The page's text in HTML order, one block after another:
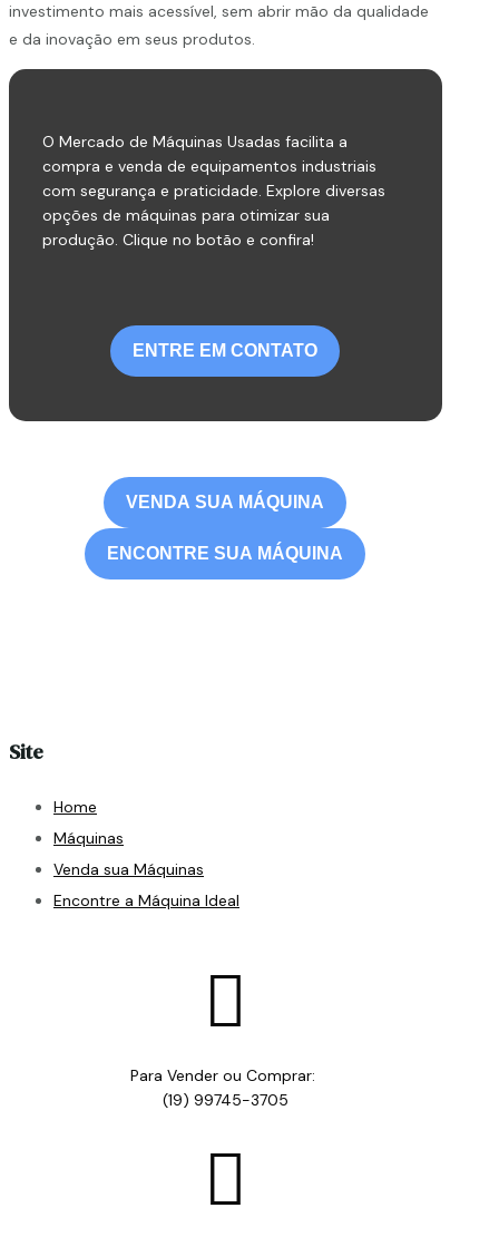
investimento mais acessível, sem abrir mão da qualidade
e da inovação em seus produtos.
O Mercado de Máquinas Usadas facilita a
compra e venda de equipamentos industriais
com segurança e praticidade. Explore diversas
opções de máquinas para otimizar sua
produção. Clique no botão e confira!
ENTRE EM CONTATO
VENDA SUA MÁQUINA
ENCONTRE SUA MÁQUINA
Site
Home
Máquinas
Venda sua Máquinas
Encontre a Máquina Ideal

Para Vender ou Comprar:
(19) 99745-3705
